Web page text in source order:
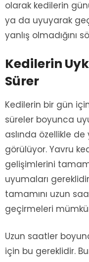
olarak kedilerin
ya da uyuyarak
yanlış olmadığını
Kedilerin
Sürer
Kedilerin bir gün
süreler boyunca
aslında özellikle
görülüyor. Yavru
gelişimlerini
uyumaları
tamamını uzun
geçirmeleri
Uzun saatler
için bu gereklidir.